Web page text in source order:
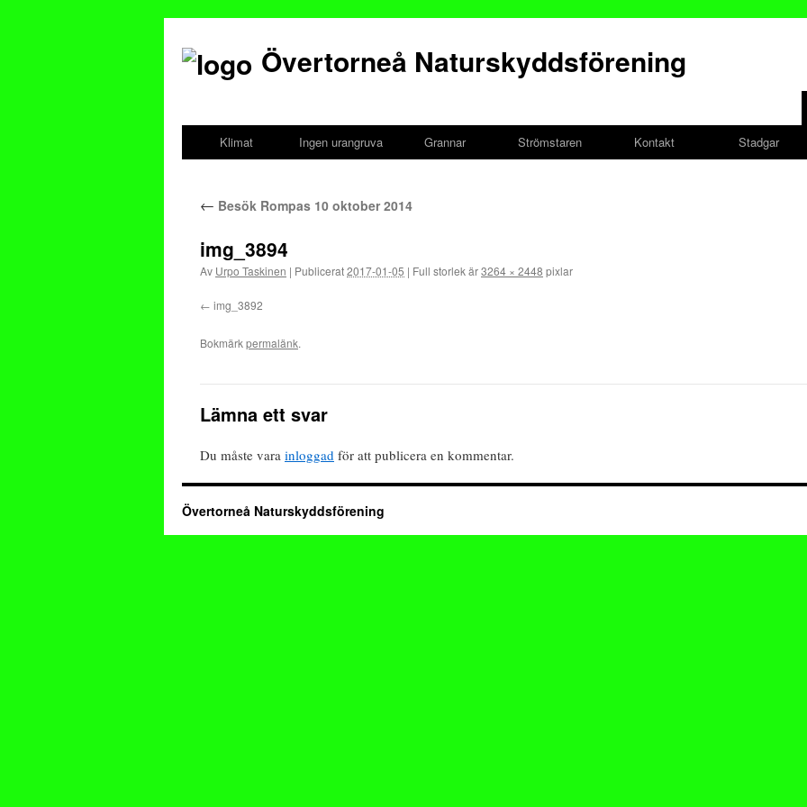
Övertorneå Naturskyddsförening
Gå
innehållKlimat
Ingen urangruva Grannar Strömstaren Kontakt Stadgar
← Besök Rompas 10 oktober 2014
img_3894
Av Urpo Taskinen | Publicerat2017-01-05 | Full storlek är3264 × 2448 pixlar
img_3892
Bokmärkpermalänk.
Lämna ett svar
Du måste vara inloggad för att publicera en kommentar.
Övertorneå Naturskyddsförening